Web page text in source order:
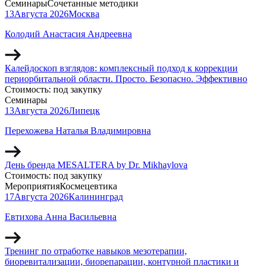
СеминарыСочетанные методики
13Августа 2026Москва
Колодий Анастасия Андреевна
Калейдоскоп взглядов: комплексный подход к коррекции
периорбитальной области. Просто. Безопасно. Эффективно
Стоимость: под закупку
Семинары
13Августа 2026Липецк
Перехожева Наталья Владимировна
День бренда MESALTERA by Dr. Mikhaylova
Стоимость: под закупку
МероприятияКосмецевтика
17Августа 2026Калининград
Евтихова Анна Васильевна
Тренинг по отработке навыков мезотерапии,
биоревитализации, биорепарации, контурной пластики и